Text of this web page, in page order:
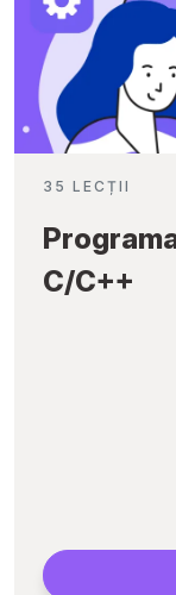
35 LECȚII
C/C++